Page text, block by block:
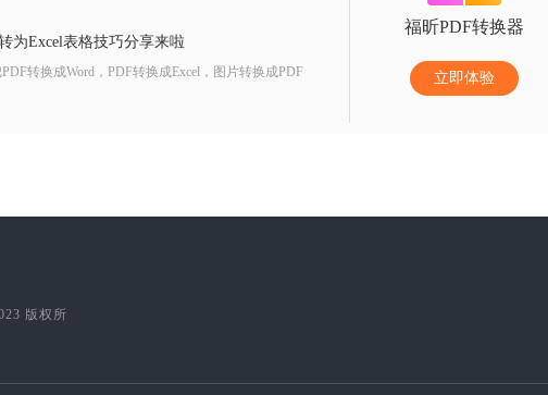
为Excel表格技巧分享来啦
转换成Word，PDF转换成Excel，图片转换成PDF
福昕PDF转换器
立即体验
版权所